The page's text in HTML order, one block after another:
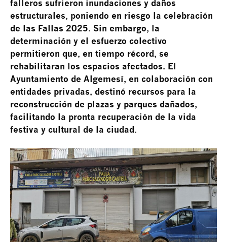
falleros sufrieron inundaciones y daños
estructurales, poniendo en riesgo la celebración
de las Fallas 2025. Sin embargo, la
determinación y el esfuerzo colectivo
permitieron que, en tiempo récord, se
rehabilitaran los espacios afectados. El
Ayuntamiento de Algemesí, en colaboración con
entidades privadas, destinó recursos para la
reconstrucción de plazas y parques dañados,
facilitando la pronta recuperación de la vida
festiva y cultural de la ciudad.